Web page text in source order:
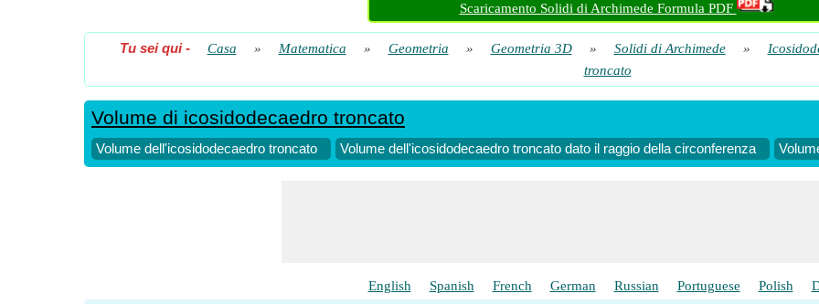
Scaricamento Solidi di Archimede Formula PDF
Tu sei qui- Casa » Matematica » Geometria » Geometria 3D » Solidi di Archimede »
troncato
Volume di icosidodecaedro troncato
Volume dell'icosidodecaedro troncato Volume dell'icosidodecaedro troncato dato il raggio della circonferenza
English Spanish French German Russian Portuguese Polish